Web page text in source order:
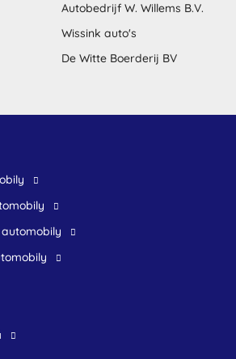
Autobedrijf W. Willems B.V.
Wissink auto's
De Witte Boerderij BV
automobily